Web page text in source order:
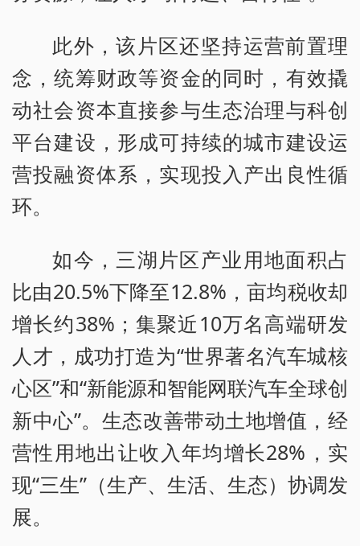
此外，该片区还坚持运营前置理
念，统筹财政等资金的同时，有效撬
动社会资本直接参与生态治理与科创
平台建设，形成可持续的城市建设运
营投融资体系，实现投入产出良性循
环。
如今，三湖片区产业用地面积占
比由20.5%下降至12.8%，亩均税收却
增长约38%；集聚近10万名高端研发
人才，成功打造为“世界著名汽车城核
心区”和“新能源和智能网联汽车全球创
新中心”。生态改善带动土地增值，经
营性用地出让收入年均增长28%，实
现“三生”（生产、生活、生态）协调发
展。